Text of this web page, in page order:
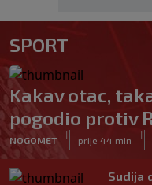
SPORT
Kakav otac,
pogodio protiv
NOGOMET
|
prije 44 min
|
Sudija